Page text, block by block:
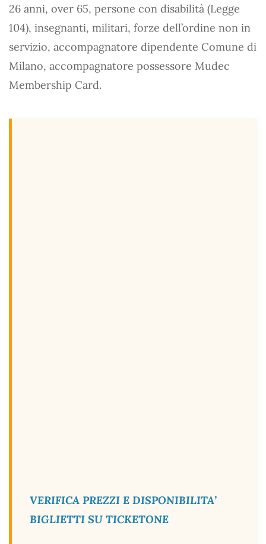
26 anni, over 65, persone con disabilità (Legge
104), insegnanti, militari, forze dell’ordine non in
servizio, accompagnatore dipendente Comune di
Milano, accompagnatore possessore Mudec
Membership Card.
VERIFICA PREZZI E DISPONIBILITA’
BIGLIETTI SU TICKETONE